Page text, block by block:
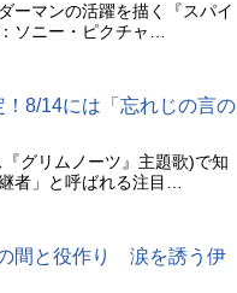
ーマンの活躍を描く『スパイ
ソニー・ピクチャ…
8/14には「忘れじの言の
グリムノーツ』主題歌)で知
者」と呼ばれる注目…
間と役作り 涙を誘う伊